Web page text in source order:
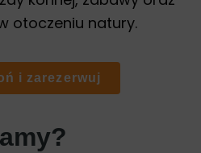
otoczeniu natury.
i zarezerwuj